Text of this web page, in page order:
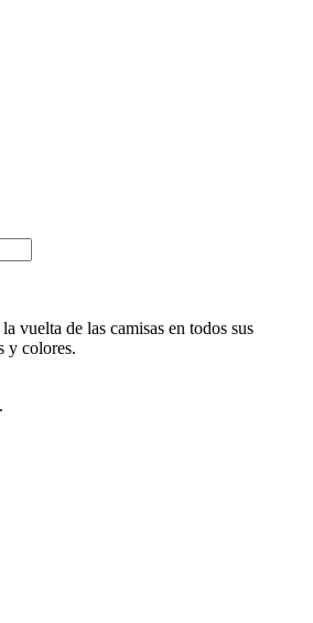
vuelta de las camisas en todos sus
y colores.